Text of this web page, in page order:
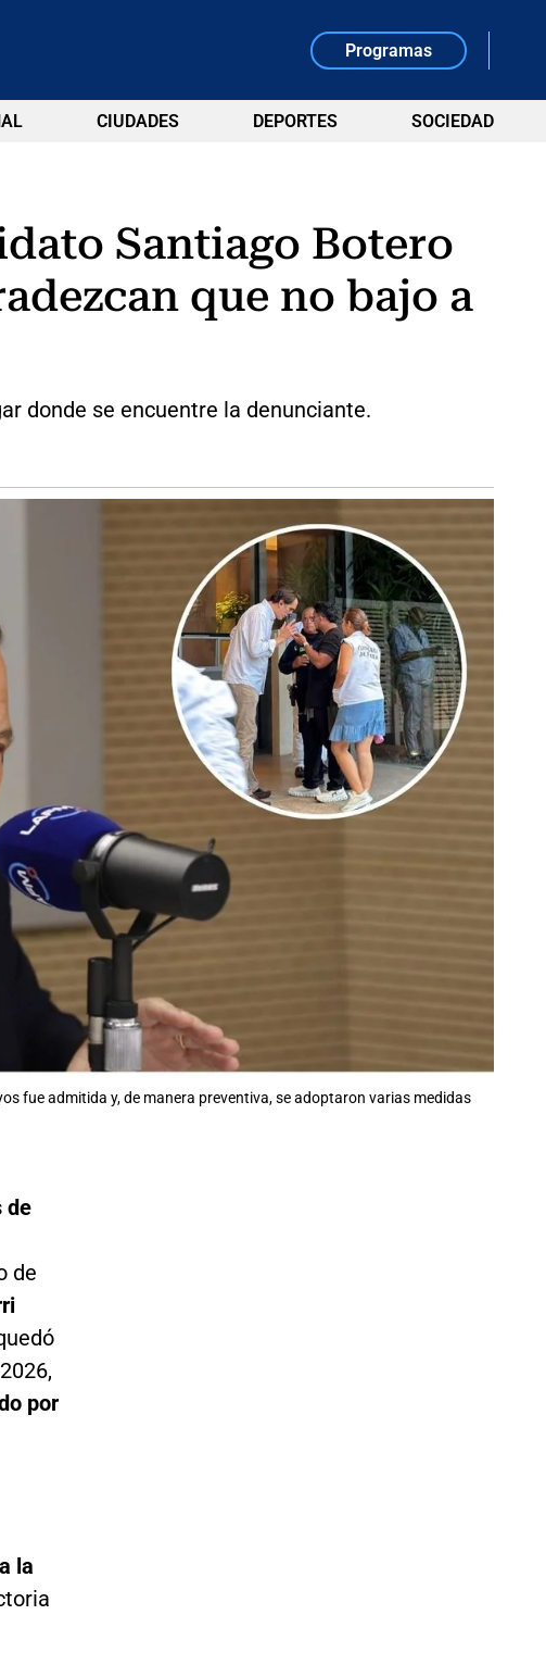
Programas
CIUDADES DEPORTES SOCIEDAD
Santiago Botero
que no bajo a
donde se encuentre la denunciante.
fue admitida y, de manera preventiva, se adoptaron varias medidas
de
de
por
la